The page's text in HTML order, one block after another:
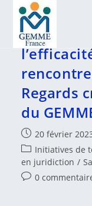
contentComment
Regards
du
Publication
publiée :
20 février
Post
category:
Initiatives de
en juridiction /
Commentaires
0